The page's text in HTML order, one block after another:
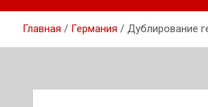
Главная Германия Дублирование